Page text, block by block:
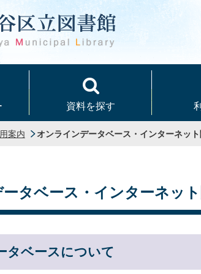
資料を探す
案内 オンラインデータベース・インターネッ
タベース・インターネッ
タベースについて